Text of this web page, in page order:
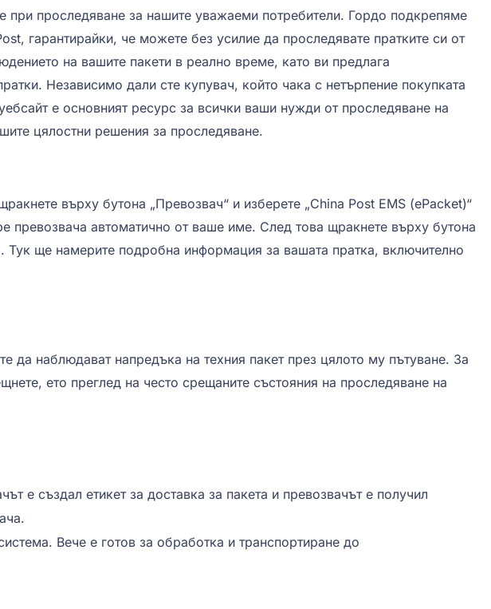
проследяване за нашите уважаеми потребители. Гордо подкрепяме
гарантирайки, че можете без усилие да проследявате пратките си от
на вашите пакети в реално време, като ви предлага
Независимо дали сте купувач, който чака с нетърпение покупката
е основният ресурс за всички ваши нужди от проследяване на
цялостни решения за проследяване.
върху бутона „Превозвач“ и изберете „China Post EMS (ePacket)“
превозвача автоматично от ваше име. След това щракнете върху бутона
Тук ще намерите подробна информация за вашата пратка, включително
да наблюдават напредъка на техния пакет през цялото му пътуване. За
ето преглед на често срещаните състояния на проследяване на
е създал етикет за доставка за пакета и превозвачът е получил
Вече е готов за обработка и транспортиране до